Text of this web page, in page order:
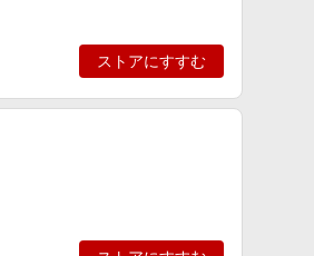
ストアにすすむ